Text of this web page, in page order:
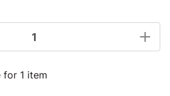
for 1 item